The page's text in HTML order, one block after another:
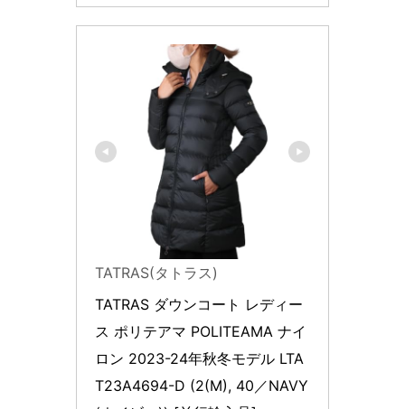
TATRAS(タトラス)
TATRAS ダウンコート レディー
ス ポリテアマ POLITEAMA ナイ
ロン 2023-24年秋冬モデル LTA
T23A4694-D (2(M), 40／NAVY